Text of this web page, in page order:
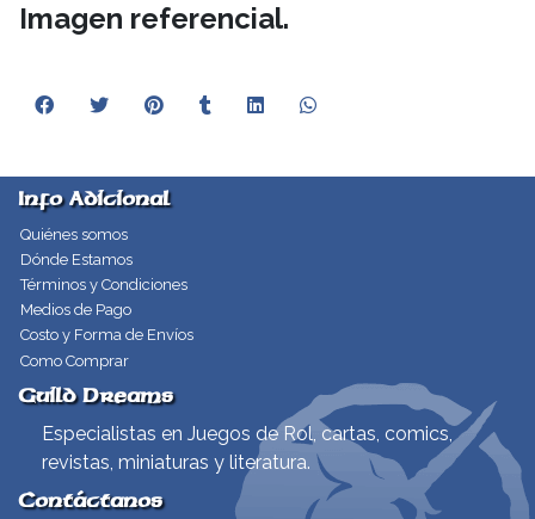
Imagen referencial.
Info Adicional
Quiénes somos
Dónde Estamos
Términos y Condiciones
Medios de Pago
Costo y Forma de Envíos
Como Comprar
Guild Dreams
Especialistas en Juegos de Rol, cartas, comics,
revistas, miniaturas y literatura.
Contáctanos